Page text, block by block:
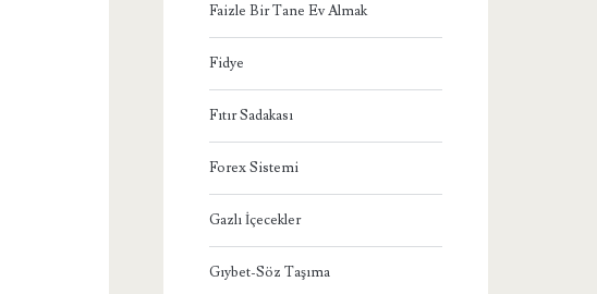
Faizle Bir Tane Ev Almak
Fidye
Fıtır Sadakası
Forex Sistemi
Gazlı İçecekler
Gıybet-Söz Taşıma